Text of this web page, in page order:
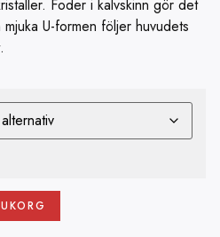
Foder i kalvskinn gör det
U-formen följer huvudets